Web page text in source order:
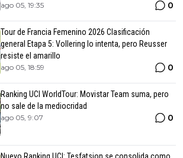
ago 05, 19:35 0
Tour de Francia Femenino 2026 Clasificación
general Etapa 5: Vollering lo intenta, pero Reusser
resiste el amarillo
ago 05, 18:59 0
Ranking UCI WorldTour: Movistar Team suma, pero
no sale de la mediocridad
ago 05, 9:07 0